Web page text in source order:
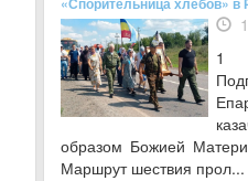
1
1
образом Божией
Маршрут шествия прол...